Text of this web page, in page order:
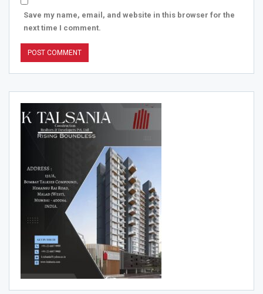
Save my name, email, and website in this browser for the
next time I comment.